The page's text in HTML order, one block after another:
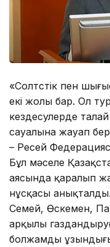
«Солтүстік пен
екі жолы бар. Ол
кездесулерде
сауалына жауап
– Ресей
Бұл мәселе
аясында қаралып
нұсқасы
Семей, Өскемен,
арқылы
болжамды